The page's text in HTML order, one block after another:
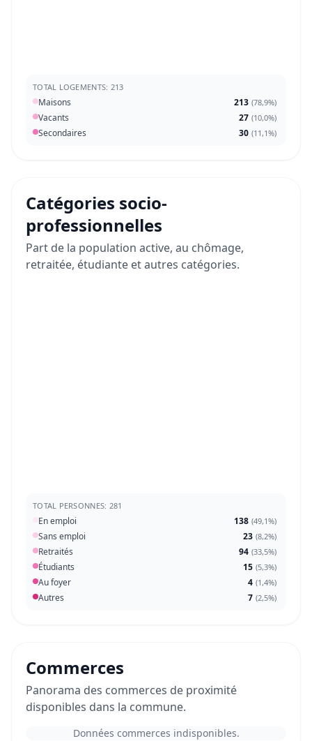
TOTAL LOGEMENTS: 213
Maisons 213 (78,9%)
Vacants 27 (10,0%)
Secondaires 30 (11,1%)
Catégories socio-
professionnelles
Part de la population active, au chômage,
retraitée, étudiante et autres catégories.
TOTAL PERSONNES: 281
En emploi 138 (49,1%)
Sans emploi 23 (8,2%)
Retraités 94 (33,5%)
Étudiants 15 (5,3%)
Au foyer 4 (1,4%)
Autres 7 (2,5%)
Commerces
Panorama des commerces de proximité
disponibles dans la commune.
Données commerces indisponibles.